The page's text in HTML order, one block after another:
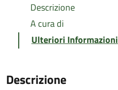
Descrizione
A cura di
Ulteriori Informazioni
Descrizione